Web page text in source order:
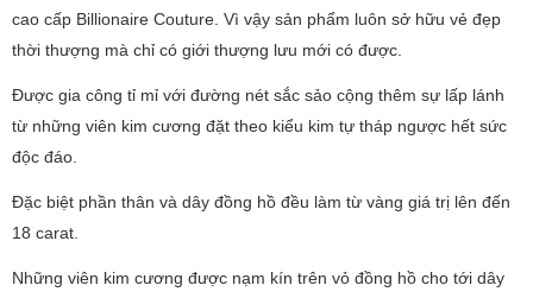
cao cấp Billionaire Couture. Vì vậy sản phẩm luôn sở hữu vẻ đẹp
thời thượng mà chỉ có giới thượng lưu mới có được.
Được gia công tỉ mỉ với đường nét sắc sảo cộng thêm sự lấp lánh
từ những viên kim cương đặt theo kiểu kim tự tháp ngược hết sức
độc đáo.
Đặc biệt phần thân và dây đồng hồ đều làm từ vàng giá trị lên đến
18 carat.
Những viên kim cương được nạm kín trên vỏ đồng hồ cho tới dây